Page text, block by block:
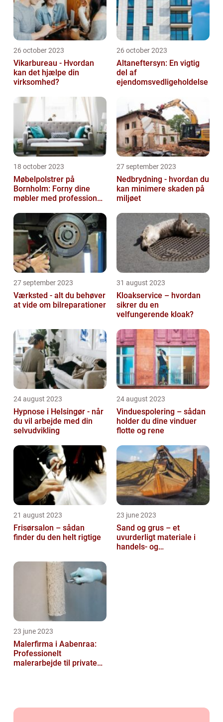
26 october 2023
Vikarbureau - Hvordan
kan det hjælpe din
virksomhed?
26 october 2023
Altaneftersyn: En vigtig
del af
ejendomsvedligeholdelse
18 october 2023
Møbelpolstrer på
Bornholm: Forny dine
møbler med professionel
27 september 2023
Nedbrydning - hvordan du
kan minimere skaden på
miljøet
27 september 2023
Værksted - alt du behøver
at vide om bilreparationer
31 august 2023
Kloakservice – hvordan
sikrer du en
velfungerende kloak?
24 august 2023
Hypnose i Helsingør - når
du vil arbejde med din
selvudvikling
24 august 2023
Vinduespolering – sådan
holder du dine vinduer
flotte og rene
21 august 2023
Frisørsalon – sådan
finder du den helt rigtige
23 june 2023
Sand og grus – et
uvurderligt materiale i
handels- og
23 june 2023
Malerfirma i Aabenraa:
Professionelt
malerarbejde til private